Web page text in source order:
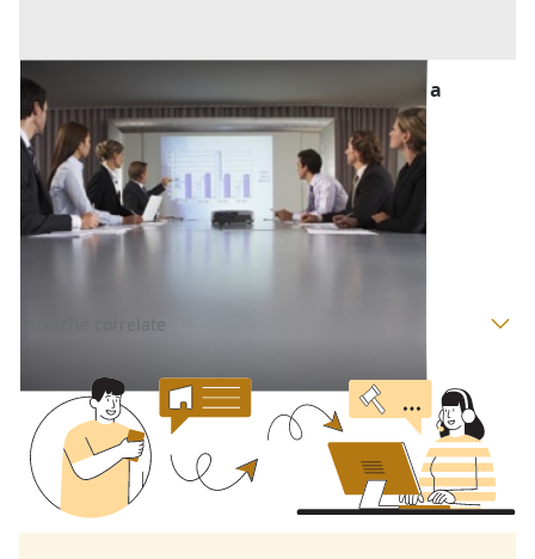
Quote di Partecipazione Societaria all'asta a
Oristano
Norbello (Oristano)
Offerta minima
2.000 €
Codice asta:a72a2960
Asta chiusa
Ricerche correlate